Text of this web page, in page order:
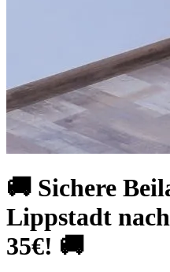
🚚 Sichere
Lippstadt
35€! 🚚